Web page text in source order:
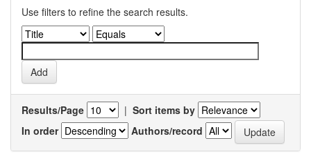
Use filters to refine the search results.
Results/Page | Sort items by
In order
Authors/record